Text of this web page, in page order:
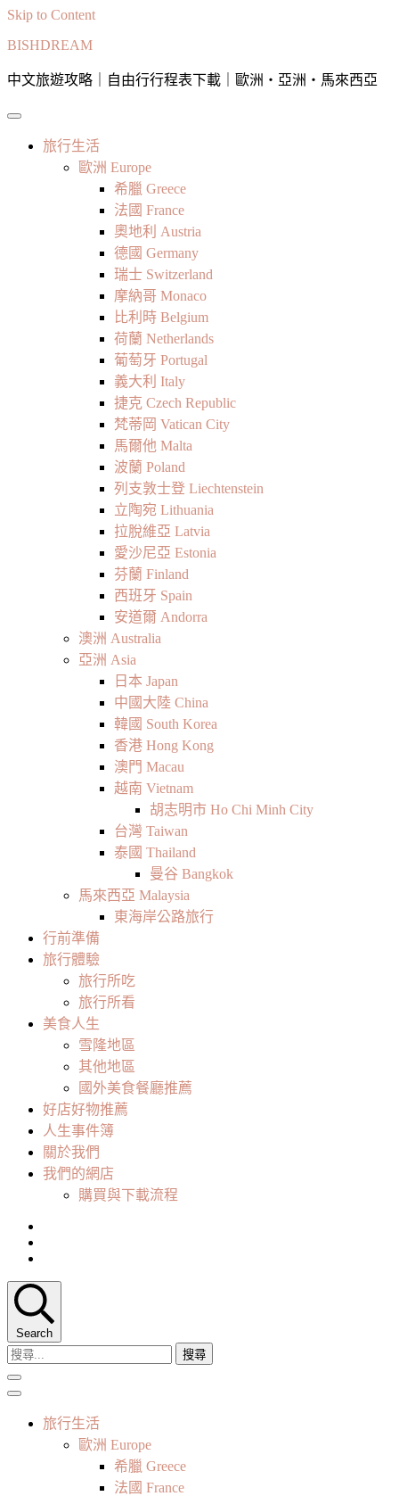
Skip to Content
BISHDREAM
中文旅遊攻略｜自由行行程表下載｜歐洲・亞洲・馬來西亞
旅行生活
歐洲 Europe
希臘 Greece
法國 France
奧地利 Austria
德國 Germany
瑞士 Switzerland
摩納哥 Monaco
比利時 Belgium
荷蘭 Netherlands
葡萄牙 Portugal
義大利 Italy
捷克 Czech Republic
梵蒂岡 Vatican City
馬爾他 Malta
波蘭 Poland
列支敦士登 Liechtenstein
立陶宛 Lithuania
拉脫維亞 Latvia
愛沙尼亞 Estonia
芬蘭 Finland
西班牙 Spain
安道爾 Andorra
澳洲 Australia
亞洲 Asia
日本 Japan
中國大陸 China
韓國 South Korea
香港 Hong Kong
澳門 Macau
越南 Vietnam
胡志明市 Ho Chi Minh City
台灣 Taiwan
泰國 Thailand
曼谷 Bangkok
馬來西亞 Malaysia
東海岸公路旅行
行前準備
旅行體驗
旅行所吃
旅行所看
美食人生
雪隆地區
其他地區
國外美食餐廳推薦
好店好物推薦
人生事件簿
關於我們
我們的網店
購買與下載流程
Search
搜
尋
關
旅行生活
歐洲 Europe
希臘 Greece
法國 France